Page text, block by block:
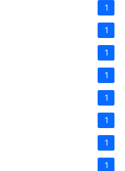
1
1
1
1
1
1
1
1